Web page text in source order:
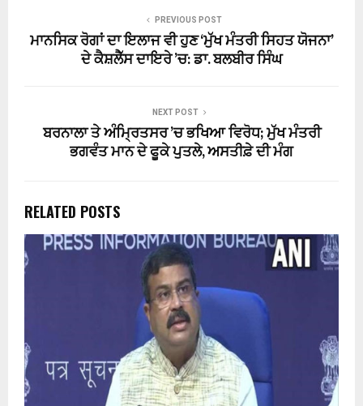
PREVIOUS POST
ਮਾਨਸਿਕ ਰੋਗਾਂ ਦਾ ਇਲਾਜ ਵੀ ਹੁਣ ‘ਮੁੱਖ ਮੰਤਰੀ ਸਿਹਤ ਯੋਜਨਾ’
ਦੇ ਕੈਸ਼ਲੈੱਸ ਦਾਇਰੇ ’ਚ: ਡਾ. ਬਲਬੀਰ ਸਿੰਘ
NEXT POST
ਬਰਨਾਲਾ ਤੇ ਅੰਮ੍ਰਿਤਸਰ ’ਚ ਭਖਿਆ ਵਿਰੋਧ; ਮੁੱਖ ਮੰਤਰੀ
ਭਗਵੰਤ ਮਾਨ ਦੇ ਫੂਕੇ ਪੁਤਲੇ, ਅਸਤੀਫ਼ੇ ਦੀ ਮੰਗ
RELATED POSTS